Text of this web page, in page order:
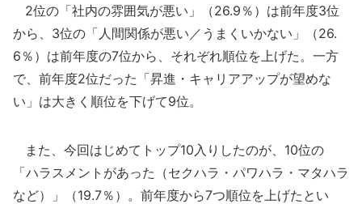
2位の「社内の雰囲気が悪い」（26.9％）は前年度3位
から、3位の「人間関係が悪い／うまくいかない」（26.
6％）は前年度の7位から、それぞれ順位を上げた。一方
で、前年度2位だった「昇進・キャリアアップが望めな
い」は大きく順位を下げて9位。
また、今回はじめてトップ10入りしたのが、10位の
「ハラスメントがあった（セクハラ・パワハラ・マタハラ
など）」（19.7％）。前年度から7つ順位を上げたとい